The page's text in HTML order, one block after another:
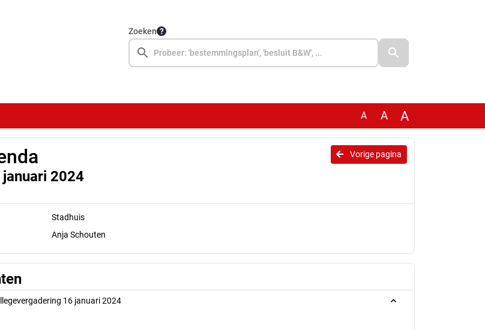
Zoeken
A A A
Vorige pagina
2024
Stadhuis
Anja Schouten
16 januari 2024